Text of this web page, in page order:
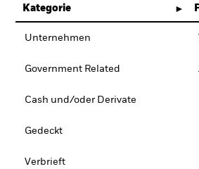
Kategorie
Unternehmen
Government Related
Cash und/oder Derivate
Gedeckt
Verbrieft